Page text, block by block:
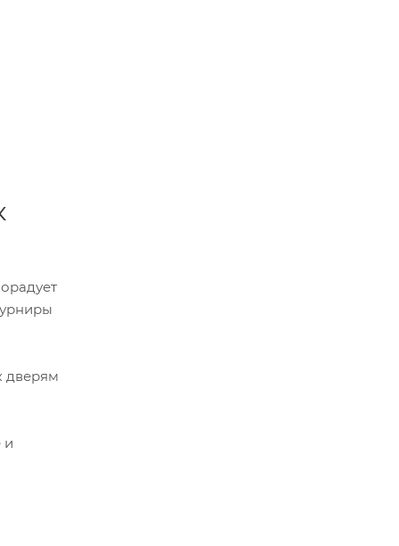
дверям
и